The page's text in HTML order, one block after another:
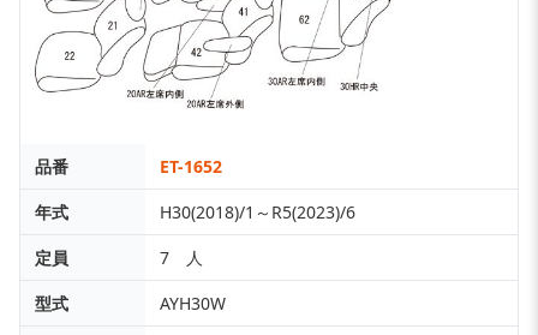
品番
ET-1652
年式
H30(2018)/1～R5(2023)/6
定員
7 人
型式
AYH30W